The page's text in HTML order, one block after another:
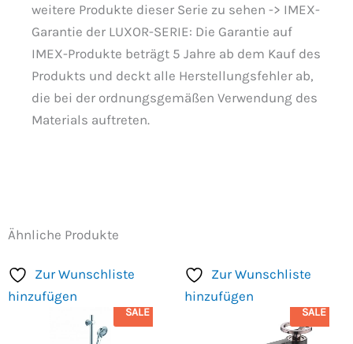
weitere Produkte dieser Serie zu sehen -> IMEX-
Garantie der LUXOR-SERIE: Die Garantie auf
IMEX-Produkte beträgt 5 Jahre ab dem Kauf des
Produkts und deckt alle Herstellungsfehler ab,
die bei der ordnungsgemäßen Verwendung des
Materials auftreten.
Ähnliche Produkte
Zur Wunschliste
hinzufügen
SALE
Zur Wunschliste
hinzufügen
SALE